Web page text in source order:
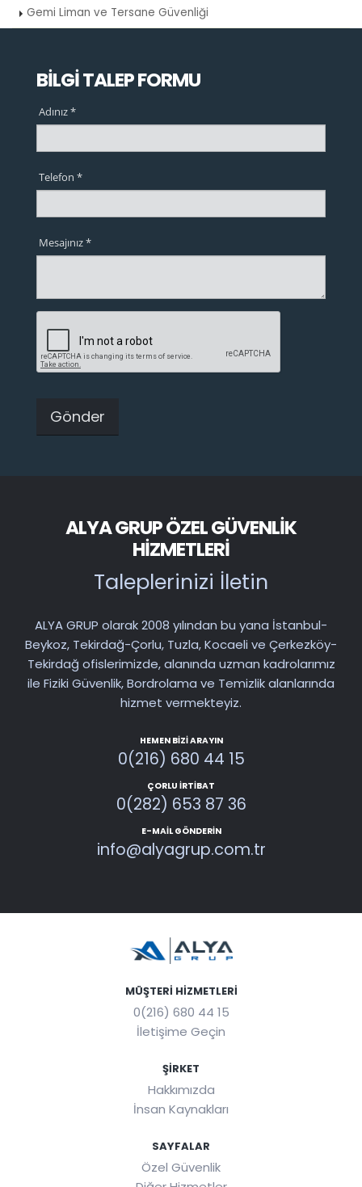
Gemi Liman ve Tersane Güvenliği
BİLGİ TALEP FORMU
Adınız *
Telefon *
Mesajınız *
ALYA GRUP ÖZEL GÜVENLIK
HIZMETLERI
Taleplerinizi İletin
ALYA GRUP olarak 2008 yılından bu yana İstanbul-
Beykoz, Tekirdağ-Çorlu, Tuzla, Kocaeli ve Çerkezköy-
Tekirdağ ofislerimizde, alanında uzman kadrolarımız
ile Fiziki Güvenlik, Bordrolama ve Temizlik alanlarında
hizmet vermekteyiz.
HEMEN BIZI ARAYIN
0(216) 680 44 15
ÇORLU İRTIBAT
0(282) 653 87 36
E-MAIL GÖNDERIN
info@alyagrup.com.tr
MÜŞTERI HIZMETLERI
0(216) 680 44 15
İletişime Geçin
ŞIRKET
Hakkımızda
İnsan Kaynakları
SAYFALAR
Özel Güvenlik